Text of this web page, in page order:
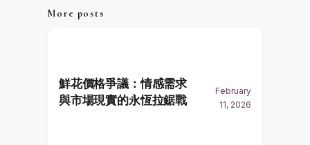
More posts
鮮花價格爭議：情感需求
與市場現實的永恆拉鋸戰
February
11, 2026